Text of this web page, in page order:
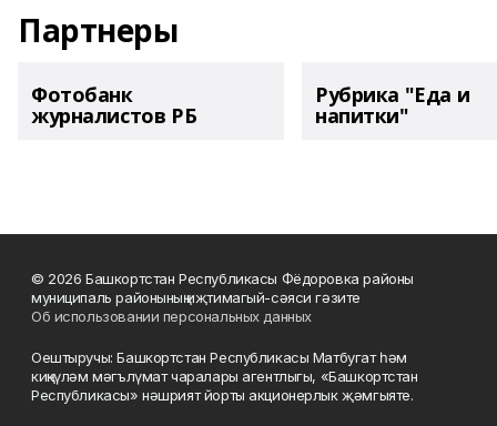
Партнеры
Фотобанк
журналистов РБ
Рубрика "Еда и
напитки"
© 2026 Башкортстан Республикасы Фёдоровка районы
муниципаль районының иҗтимагый-сәяси гәзите
Об использовании персональных данных
Оештыручы: Башкортстан Республикасы Матбугат һәм
киңкүләм мәгълүмат чаралары агентлыгы, «Башкортстан
Республикасы» нәшрият йорты акционерлык җәмгыяте.